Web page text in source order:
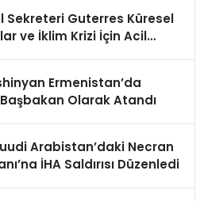
Sekreteri Guterres Küresel
ve İklim Krizi İçin Acil
Ermenistan’da
Olarak Atandı
Arabistan’daki Necran
İHA Saldırısı Düzenledi